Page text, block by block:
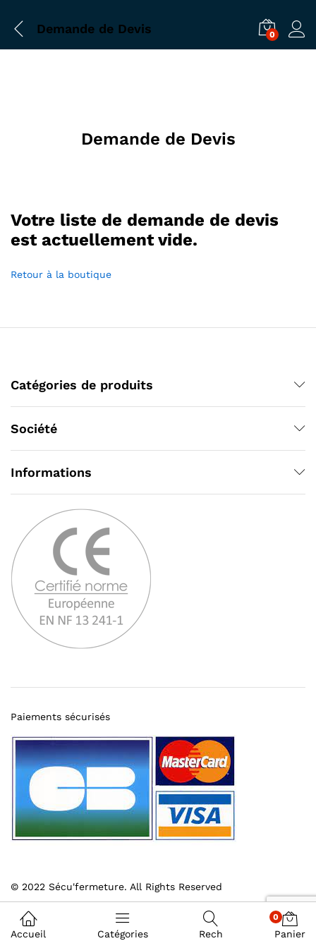
Demande de Devis 0
Demande de Devis
Votre liste de demande de devis
est actuellement vide.
Retour à la boutique
Catégories de produits
Société
Informations
© 2022 Sécu'fermeture. All Rights Reserved
Paiements sécurisés
Accueil Catégories Rech
0
Panier